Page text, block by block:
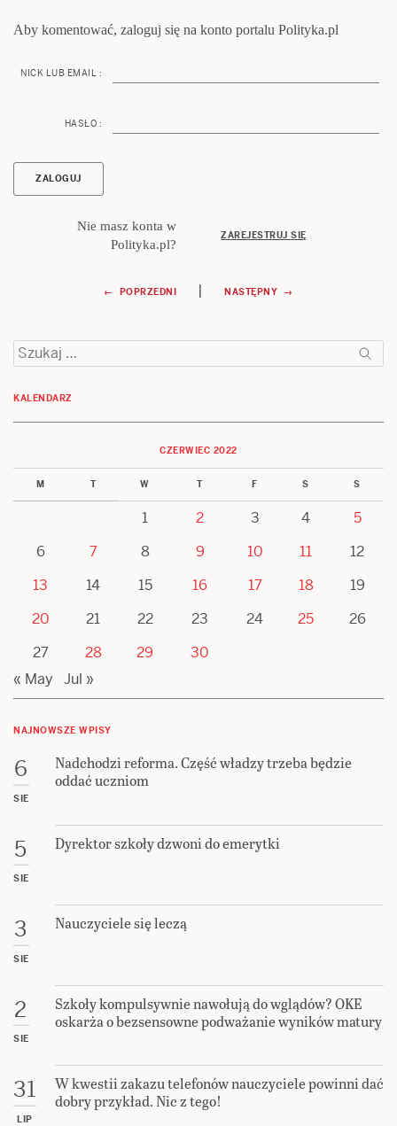
Aby komentować, zaloguj się na konto portalu Polityka.pl
NICK LUB EMAIL :
HASŁO :
Nie masz konta w
Polityka.pl?
ZAREJESTRUJ SIĘ
Nawigacja
wpisu
← POPRZEDNI | NASTĘPNY →
Szukaj:
KALENDARZ
CZERWIEC 2022
M T W T F S S
1 2 3 4
5
6
7 8 9 10 11
12
13
14 15 16 17 18
19
20
21 22 23 24 25
26
27
28 29
30
« May
Jul »
NAJNOWSZE WPISY
6
SIE
Nadchodzi reforma. Część władzy trzeba będzie
oddać uczniom
5
SIE
Dyrektor szkoły dzwoni do emerytki
3
SIE
Nauczyciele się leczą
2
SIE
Szkoły kompulsywnie nawołują do wglądów? OKE
oskarża o bezsensowne podważanie wyników matury
31
LIP
W kwestii zakazu telefonów nauczyciele powinni dać
dobry przykład. Nic z tego!